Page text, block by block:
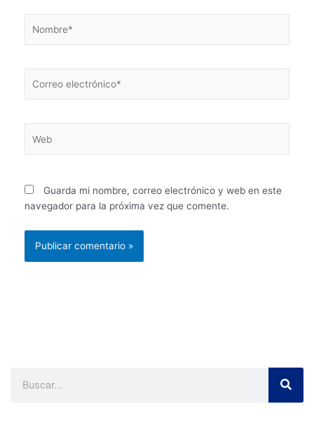
electrónico*
Guarda mi nombre, correo electrónico y web en este
navegador para la próxima vez que comente.